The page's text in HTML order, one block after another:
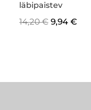
läbipaistev
14,20€ 9,94€